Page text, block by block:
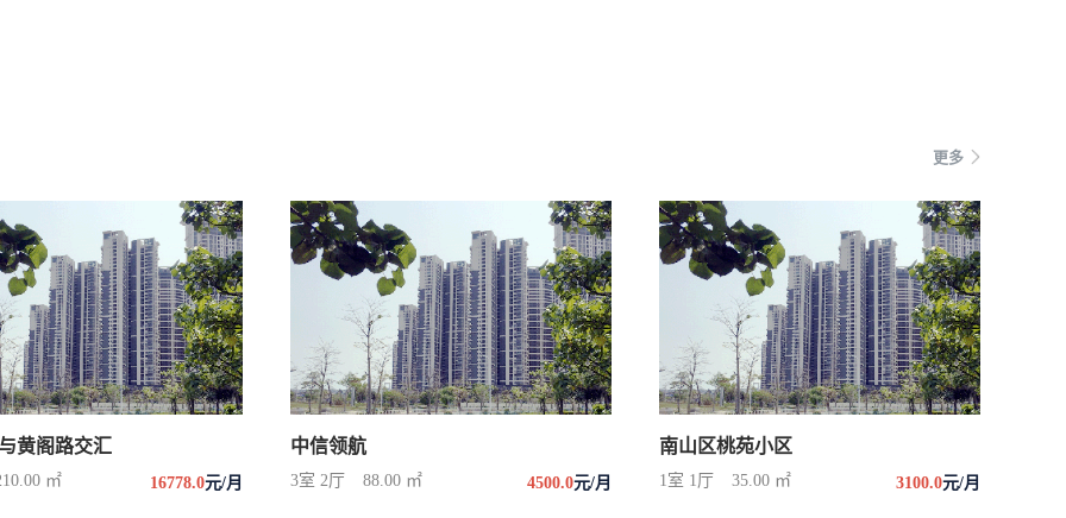
更多
黄阁路交汇
㎡ 16778.0元/月
中信领航
3室 2厅 88.00 ㎡ 4500.0元/月
南山区桃苑小区
1室 1厅 35.00 ㎡ 3100.0元/月